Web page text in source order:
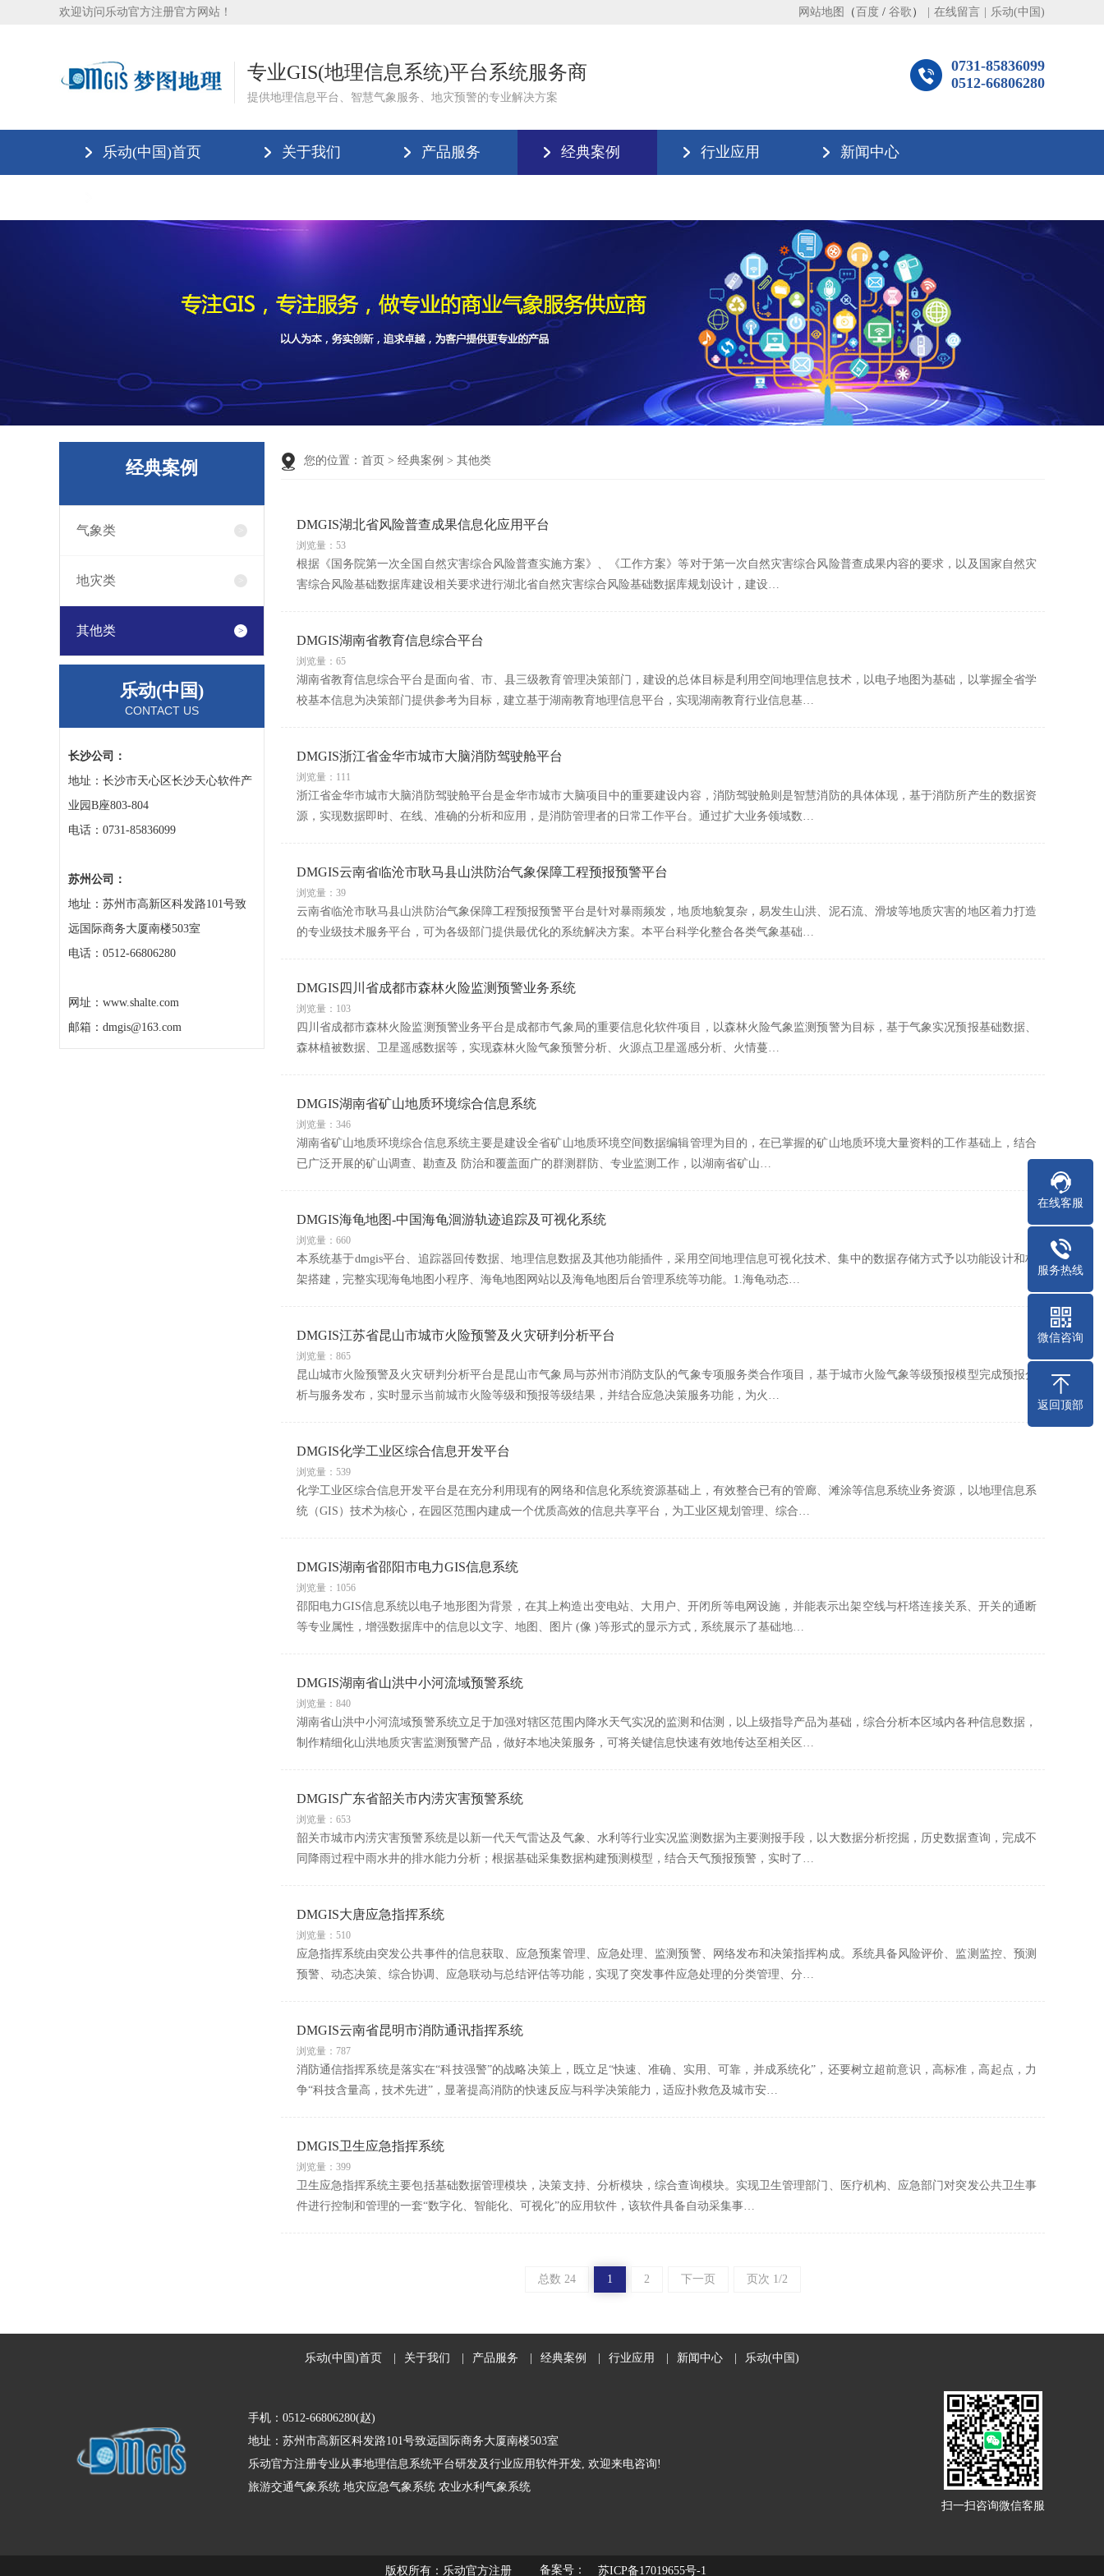
欢迎访问乐动官方注册官方网站！ 网站地图 （ 百度 / 谷歌 ） 在线留言 乐动(中国)
专业GIS(地理信息系统)平台系统服务商
提供地理信息平台、智慧气象服务、地灾预警的专业解决方案
0731-85836099
0512-66806280
乐动(中国)首页 关于我们 产品服务 经典案例 行业应用 新闻中心
经典案例
气象类
地灾类
其他类
乐动(中国)
CONTACT US
长沙公司：
地址：长沙市天心区长沙天心软件产
业园B座803-804
电话：0731-85836099
苏州公司：
地址：苏州市高新区科发路101号致
远国际商务大厦南楼503室
电话：0512-66806280
网址：www.shalte.com
邮箱：dmgis@163.com
您的位置： 首页 > 经典案例 > 其他类
DMGIS湖北省风险普查成果信息化应用平台
浏览量：53
根据《国务院第一次全国自然灾害综合风险普查实施方案》、《工作方案》等对于第一次自然灾害综合风险普查成果内容的要求，以及国家自然灾
害综合风险基础数据库建设相关要求进行湖北省自然灾害综合风险基础数据库规划设计，建设…
DMGIS湖南省教育信息综合平台
浏览量：65
湖南省教育信息综合平台是面向省、市、县三级教育管理决策部门，建设的总体目标是利用空间地理信息技术，以电子地图为基础，以掌握全省学
校基本信息为决策部门提供参考为目标，建立基于湖南教育地理信息平台，实现湖南教育行业信息基…
DMGIS浙江省金华市城市大脑消防驾驶舱平台
浏览量：111
浙江省金华市城市大脑消防驾驶舱平台是金华市城市大脑项目中的重要建设内容，消防驾驶舱则是智慧消防的具体体现，基于消防所产生的数据资
源，实现数据即时、在线、准确的分析和应用，是消防管理者的日常工作平台。通过扩大业务领域数…
DMGIS云南省临沧市耿马县山洪防治气象保障工程预报预警平台
浏览量：39
云南省临沧市耿马县山洪防治气象保障工程预报预警平台是针对暴雨频发，地质地貌复杂，易发生山洪、泥石流、滑坡等地质灾害的地区着力打造
的专业级技术服务平台，可为各级部门提供最优化的系统解决方案。本平台科学化整合各类气象基础…
DMGIS四川省成都市森林火险监测预警业务系统
浏览量：103
四川省成都市森林火险监测预警业务平台是成都市气象局的重要信息化软件项目，以森林火险气象监测预警为目标，基于气象实况预报基础数据、
森林植被数据、卫星遥感数据等，实现森林火险气象预警分析、火源点卫星遥感分析、火情蔓…
DMGIS湖南省矿山地质环境综合信息系统
浏览量：346
湖南省矿山地质环境综合信息系统主要是建设全省矿山地质环境空间数据编辑管理为目的，在已掌握的矿山地质环境大量资料的工作基础上，结合
已广泛开展的矿山调查、勘查及 防治和覆盖面广的群测群防、专业监测工作，以湖南省矿山…
DMGIS海龟地图-中国海龟洄游轨迹追踪及可视化系统
浏览量：660
本系统基于dmgis平台、追踪器回传数据、地理信息数据及其他功能插件，采用空间地理信息可视化技术、集中的数据存储方式予以功能设计和构
架搭建，完整实现海龟地图小程序、海龟地图网站以及海龟地图后台管理系统等功能。1.海龟动态…
DMGIS江苏省昆山市城市火险预警及火灾研判分析平台
浏览量：865
昆山城市火险预警及火灾研判分析平台是昆山市气象局与苏州市消防支队的气象专项服务类合作项目，基于城市火险气象等级预报模型完成预报分
析与服务发布，实时显示当前城市火险等级和预报等级结果，并结合应急决策服务功能，为火…
DMGIS化学工业区综合信息开发平台
浏览量：539
化学工业区综合信息开发平台是在充分利用现有的网络和信息化系统资源基础上，有效整合已有的管廊、滩涂等信息系统业务资源，以地理信息系
统（GIS）技术为核心，在园区范围内建成一个优质高效的信息共享平台，为工业区规划管理、综合…
DMGIS湖南省邵阳市电力GIS信息系统
浏览量：1056
邵阳电力GIS信息系统以电子地形图为背景，在其上构造出变电站、大用户、开闭所等电网设施，并能表示出架空线与杆塔连接关系、开关的通断
等专业属性，增强数据库中的信息以文字、地图、图片 (像 )等形式的显示方式 , 系统展示了基础地…
DMGIS湖南省山洪中小河流域预警系统
浏览量：840
湖南省山洪中小河流域预警系统立足于加强对辖区范围内降水天气实况的监测和估测，以上级指导产品为基础，综合分析本区域内各种信息数据，
制作精细化山洪地质灾害监测预警产品，做好本地决策服务，可将关键信息快速有效地传达至相关区…
DMGIS广东省韶关市内涝灾害预警系统
浏览量：653
韶关市城市内涝灾害预警系统是以新一代天气雷达及气象、水利等行业实况监测数据为主要测报手段，以大数据分析挖掘，历史数据查询，完成不
同降雨过程中雨水井的排水能力分析；根据基础采集数据构建预测模型，结合天气预报预警，实时了…
DMGIS大唐应急指挥系统
浏览量：510
应急指挥系统由突发公共事件的信息获取、应急预案管理、应急处理、监测预警、网络发布和决策指挥构成。系统具备风险评价、监测监控、预测
预警、动态决策、综合协调、应急联动与总结评估等功能，实现了突发事件应急处理的分类管理、分…
DMGIS云南省昆明市消防通讯指挥系统
浏览量：787
消防通信指挥系统是落实在“科技强警”的战略决策上，既立足“快速、准确、实用、可靠，并成系统化”，还要树立超前意识，高标准，高起点，力
争“科技含量高，技术先进”，显著提高消防的快速反应与科学决策能力，适应扑救危及城市安…
DMGIS卫生应急指挥系统
浏览量：399
卫生应急指挥系统主要包括基础数据管理模块，决策支持、分析模块，综合查询模块。实现卫生管理部门、医疗机构、应急部门对突发公共卫生事
件进行控制和管理的一套“数字化、智能化、可视化”的应用软件，该软件具备自动采集事…
总数 24 1 2 下一页 页次 1/2
乐动(中国)首页 关于我们 产品服务 经典案例 行业应用 新闻中心 乐动(中国)
手机：0512-66806280(赵)
地址：苏州市高新区科发路101号致远国际商务大厦南楼503室
乐动官方注册专业从事地理信息系统平台研发及行业应用软件开发, 欢迎来电咨询!
旅游交通气象系统 地灾应急气象系统 农业水利气象系统
扫一扫咨询微信客服
版权所有：乐动官方注册 备案号： 苏ICP备17019655号-1
在线客服
服务热线
微信咨询
返回顶部